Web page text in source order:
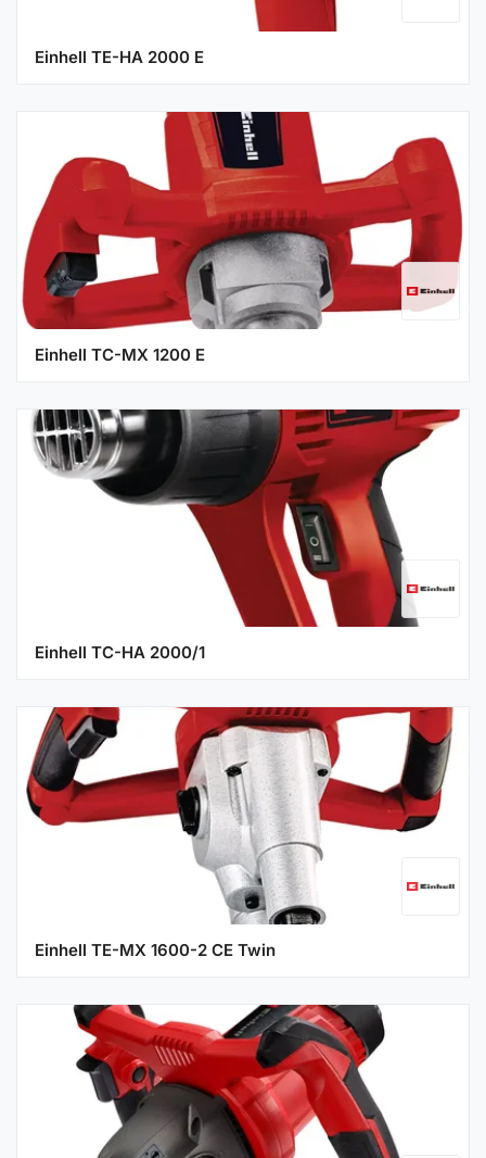
Einhell TE-HA 2000 E
Einhell TC-MX 1200 E
Einhell TC-HA 2000/1
Einhell TE-MX 1600-2 CE Twin